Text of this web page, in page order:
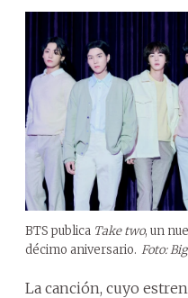
BTS publica Take two, un
décimo aniversario. Foto:
La canción, cuyo